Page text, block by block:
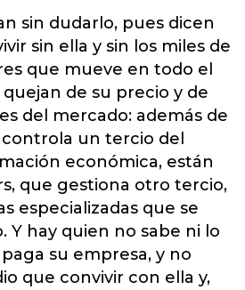
sin dudarlo, pues dicen
sin ella y sin los miles de
que mueve en todo el
de su precio y de
del mercado: además de
un tercio del
económica, están
que gestiona otro tercio,
especializadas que se
Y hay quien no sabe ni lo
su empresa, y no
que convivir con ella y,